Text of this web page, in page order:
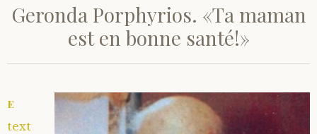
Geronda Porphyrios. «Ta maman
est en bonne santé!»
e
text